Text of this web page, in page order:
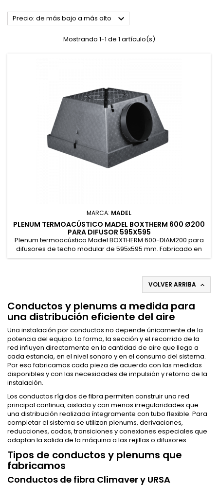
Precio: de más bajo a más alto 
Mostrando 1-1 de 1 artículo(s)
MARCA: MADEL
PLENUM TERMOACÚSTICO MADEL BOXTHERM 600 Ø200
PARA DIFUSOR 595X595
Plenum termoacústico Madel BOXTHERM 600-DIAM200 para
difusores de techo modular de 595x595 mm. Fabricado en
poliestireno expandido, con conexión circular lateral para
plenum: 300 mm. Diámetro interior del cuello: 198 mm.
Conexión nominal para conducto flexible de Ø200 mm.
Diseño piramidal apilable....
VOLVER ARRIBA 
Conductos y plenums a medida para
una distribución eficiente del aire
Una instalación por conductos no depende únicamente de la
potencia del equipo. La forma, la sección y el recorrido de la
red influyen directamente en la cantidad de aire que llega a
cada estancia, en el nivel sonoro y en el consumo del sistema.
Por eso fabricamos cada pieza de acuerdo con las medidas
disponibles y con las necesidades de impulsión y retorno de la
instalación.
Los conductos rígidos de fibra permiten construir una red
principal continua, aislada y con menos irregularidades que
una distribución realizada íntegramente con tubo flexible. Para
completar el sistema se utilizan plenums, derivaciones,
reducciones, codos, transiciones y conexiones especiales que
adaptan la salida de la máquina a las rejillas o difusores.
Tipos de conductos y plenums que
fabricamos
Conductos de fibra Climaver y URSA